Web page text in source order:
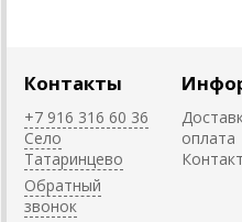
Контакты
+7 916 316 60 36
Село
Татаринцево
Обратный
звонок
оплата